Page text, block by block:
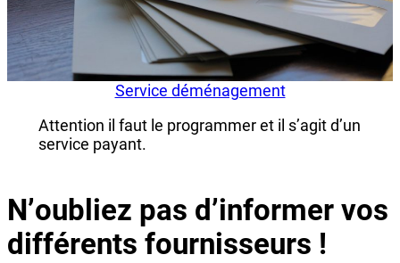
Service déménagement
Attention il faut le programmer et il s’agit d’un
service payant.
N’oubliez pas d’informer vos
différents fournisseurs !